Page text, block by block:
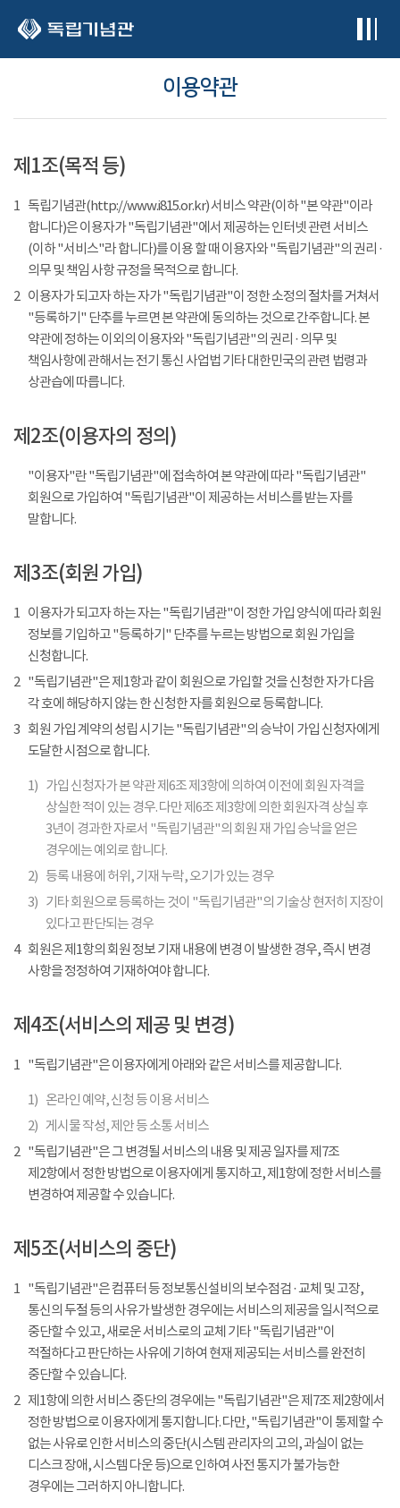
이용약관
제1조(목적 등)
1 독립기념관(http://www.i815.or.kr) 서비스 약관(이하 "본 약관"이라
합니다)은 이용자가 "독립기념관"에서 제공하는 인터넷 관련 서비스
(이하 "서비스"라 합니다)를 이용 할 때 이용자와 "독립기념관"의 권리 ·
의무 및 책임 사항 규정을 목적으로 합니다.
2 이용자가 되고자 하는 자가 "독립기념관"이 정한 소정의 절차를 거쳐서
"등록하기" 단추를 누르면 본 약관에 동의하는 것으로 간주합니다. 본
약관에 정하는 이외의 이용자와 "독립기념관"의 권리 · 의무 및
책임사항에 관해서는 전기 통신 사업법 기타 대한민국의 관련 법령과
상관습에 따릅니다.
제2조(이용자의 정의)
"이용자"란 "독립기념관"에 접속하여 본 약관에 따라 "독립기념관"
회원으로 가입하여 "독립기념관"이 제공하는 서비스를 받는 자를
말합니다.
제3조(회원 가입)
1 이용자가 되고자 하는 자는 "독립기념관"이 정한 가입 양식에 따라 회원
정보를 기입하고 "등록하기" 단추를 누르는 방법으로 회원 가입을
신청합니다.
2 "독립기념관"은 제1항과 같이 회원으로 가입할 것을 신청한 자가 다음
각 호에 해당하지 않는 한 신청한 자를 회원으로 등록합니다.
3 회원 가입 계약의 성립 시기는 "독립기념관"의 승낙이 가입 신청자에게
도달한 시점으로 합니다.
1) 가입 신청자가 본 약관 제6조 제3항에 의하여 이전에 회원 자격을
상실한 적이 있는 경우. 다만 제6조 제3항에 의한 회원자격 상실 후
3년이 경과한 자로서 "독립기념관"의 회원 재 가입 승낙을 얻은
경우에는 예외로 합니다.
2) 등록 내용에 허위, 기재 누락, 오기가 있는 경우
3) 기타 회원으로 등록하는 것이 "독립기념관"의 기술상 현저히 지장이
있다고 판단되는 경우
4
회원은 제1항의 회원 정보 기재 내용에 변경 이 발생한 경우, 즉시 변경
사항을 정정하여 기재하여야 합니다.
제4조(서비스의 제공 및 변경)
1 "독립기념관"은 이용자에게 아래와 같은 서비스를 제공합니다.
1) 온라인 예약, 신청 등 이용 서비스
2) 게시물 작성, 제안 등 소통 서비스
2 "독립기념관"은 그 변경될 서비스의 내용 및 제공 일자를 제7조
제2항에서 정한 방법으로 이용자에게 통지하고, 제1항에 정한 서비스를
변경하여 제공할 수 있습니다.
제5조(서비스의 중단)
1 "독립기념관"은 컴퓨터 등 정보통신설비의 보수점검 · 교체 및 고장,
통신의 두절 등의 사유가 발생한 경우에는 서비스의 제공을 일시적으로
중단할 수 있고, 새로운 서비스로의 교체 기타 "독립기념관"이
적절하다고 판단하는 사유에 기하여 현재 제공되는 서비스를 완전히
중단할 수 있습니다.
2 제1항에 의한 서비스 중단의 경우에는 "독립기념관"은 제7조 제2항에서
정한 방법으로 이용자에게 통지합니다. 다만, "독립기념관"이 통제할 수
없는 사유로 인한 서비스의 중단(시스템 관리자의 고의, 과실이 없는
디스크 장애, 시스템 다운 등)으로 인하여 사전 통지가 불가능한
경우에는 그러하지 아니합니다.